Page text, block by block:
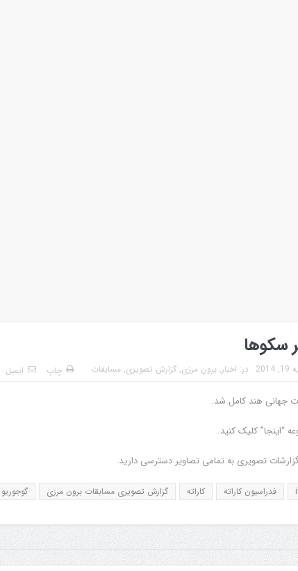
سکوها
در: اخبار,برون مرزی,گزارش تصویری,مسابقات چاپ ایمیل
جهانی هند کامل شد.
“اینجا” کلیک کنید.
تصویری به تمامی تصاویر دسترسی دارید.
فدراسیون کاراته کاراته گزارش تصویری مسابقات برون مرزی گوجوریو